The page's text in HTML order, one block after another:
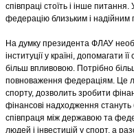
співпраці стоїть і інше
федерацію близьким і
На думку президента ФЛАУ
інституції у країні, допомагати
більш впливовою. Потрібно
повноваження федераціям. Це
спорту, дозволить зробити
фінансові надходження
співпраця між державою та
людей і інвестицій у спорт, а